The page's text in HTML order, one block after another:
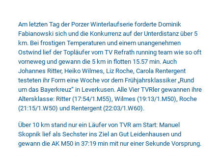
Am letzten Tag der Porzer Winterlaufserie forderte Dominik
Fabianowski sich und die Konkurrenz auf der Unterdistanz über 5
km. Bei frostigen Temperaturen und einem unangenehmen
Ostwind lief der Topläufer vom TV Refrath running team wie so oft
vorneweg und gewann die 5 km in flotten 15.57 min. Auch
Johannes Ritter, Heiko Wilmes, Liz Roche, Carola Rentergent
testeten ihr Form eine Woche vor dem Frühjahrsklassiker „Rund
um das Bayerkreuz“ in Leverkusen. Alle Vier TVRler gewannen ihre
Altersklasse: Ritter (17:54/1.M55), Wilmes (19:13/1.M50), Roche
(21:15/1.W50) und Rentergent (22:03/1.W60).
Über 10 km stand nur ein Läufer von TVR am Start: Manuel
Skopnik lief als Sechster ins Ziel an Gut Leidenhausen und
gewann die AK M50 in 37:19 min mit nur einer Sekunde Vorsprung.